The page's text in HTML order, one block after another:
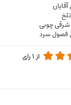
شرقی چوبی
فصول سرد
از1رای